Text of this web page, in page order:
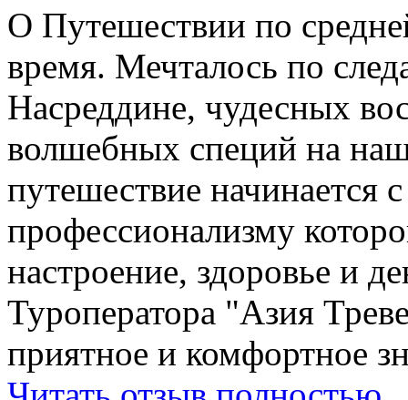
О Путешествии по
время. Мечталось по
Насреддине, чудесных
волшебных специй на
путешествие
профессионализму
настроение, здоровье и
Туроператора "Азия
приятное и комфортное